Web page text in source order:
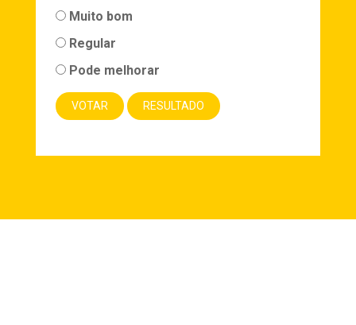
Muito bom
Regular
Pode melhorar